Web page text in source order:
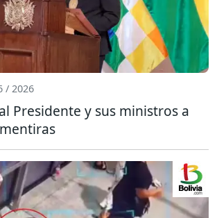
/ 2026
Presidente y sus ministros a